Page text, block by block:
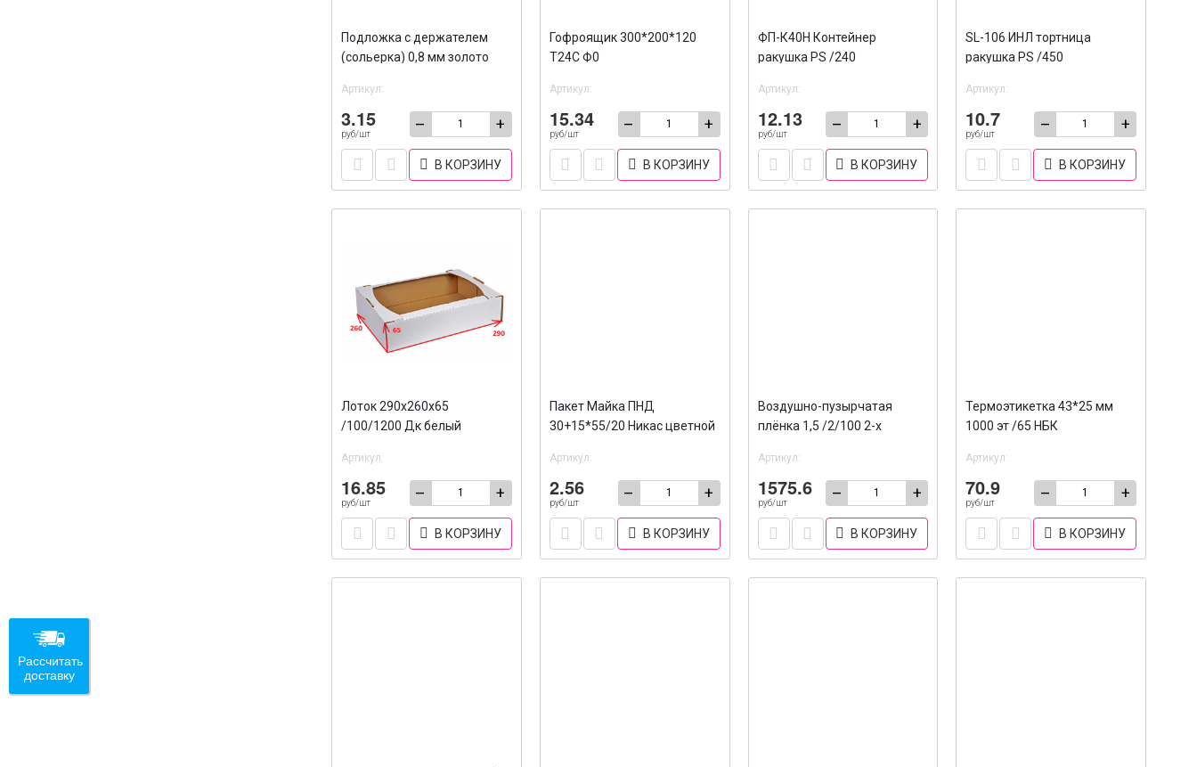
Подложка с держателем
(сольерка) 0,8 мм золото
Артикул:
3.15
руб/шт
– +
В КОРЗИНУ
Гофроящик 300*200*120
Т24С Ф0
Артикул:
15.34
руб/шт
– +
В КОРЗИНУ
ФП-К40Н Контейнер
ракушка PS /240
Артикул:
12.13
руб/шт
– +
В КОРЗИНУ
SL-106 ИНЛ тортница
ракушка PS /450
Артикул:
10.7
руб/шт
– +
В КОРЗИНУ
Лоток 290х260х65
/100/1200 Дк белый
Артикул:
16.85
руб/шт
– +
В КОРЗИНУ
Пакет Майка ПНД
30+15*55/20 Никас цветной
Артикул:
2.56
руб/шт
– +
В КОРЗИНУ
Воздушно-пузырчатая
плёнка 1,5 /2/100 2-х
Артикул:
1575.6
руб/шт
– +
В КОРЗИНУ
Термоэтикетка 43*25 мм
1000 эт /65 НБК
Артикул:
70.9
руб/шт
– +
В КОРЗИНУ
Рассчитать
доставку